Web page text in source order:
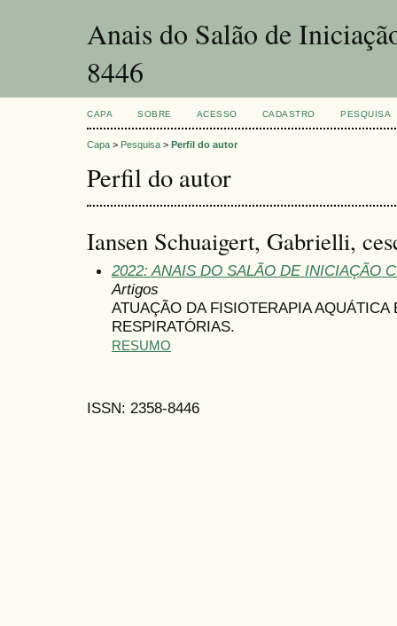
Anais do Salão de
8446
CAPA SOBRE ACESSO CADASTRO PESQUISA
Capa > Pesquisa > Perfil do autor
Perfil do autor
Iansen Schuaigert, Gabrielli,
2022: ANAIS DO SALÃO DE INICIAÇÃO
Artigos
ATUAÇÃO DA FISIOTERAPIA
RESPIRATÓRIAS.
RESUMO
ISSN: 2358-8446